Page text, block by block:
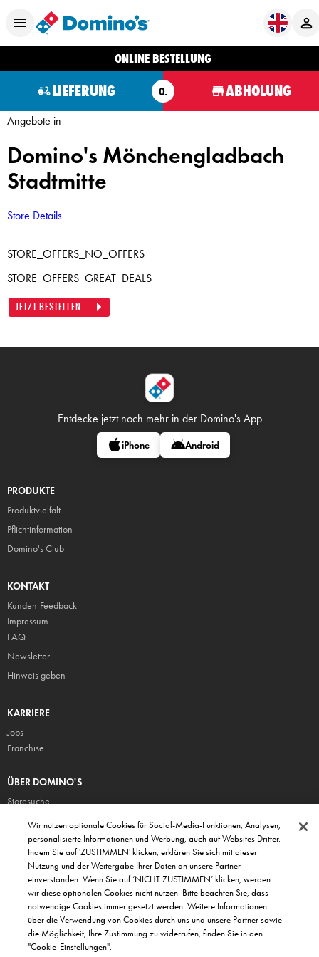
ONLINE BESTELLUNG
LIEFERUNG O. ABHOLUNG
Angebote in
Domino's Mönchengladbach
Stadtmitte
Store Details
STORE_OFFERS_NO_OFFERS
STORE_OFFERS_GREAT_DEALS
JETZT BESTELLEN
Entdecke jetzt noch mehr in der Domino's App
iPhone Android
PRODUKTE
Produktvielfalt
Pflichtinformation
Domino's Club
KONTAKT
Kunden-Feedback
Impressum
FAQ
Newsletter
Hinweis geben
KARRIERE
Jobs
Franchise
ÜBER DOMINO'S
Storesuche
Presse
Domino's App
Unternehmen
Geschenkgutscheine
Cookie Einstellungen
Datenschutz
Allgemeine Geschäftsbedingungen
Wir nutzen optionale Cookies für Social-Media-Funktionen, Analysen,
personalisierte Informationen und Werbung, auch auf Websites Dritter.
Indem Sie auf 'ZUSTIMMEN' klicken, erklären Sie sich mit dieser
Nutzung und der Weitergabe Ihrer Daten an unsere Partner
einverstanden. Wenn Sie auf ‘NICHT ZUSTIMMEN’ klicken, werden
wir diese optionalen Cookies nicht nutzen. Bitte beachten Sie, dass
notwendige Cookies immer gesetzt werden. Weitere Informationen
über die Verwendung von Cookies durch uns und unsere Partner sowie
die Möglichkeit, Ihre Zustimmung zu widerrufen, finden Sie in den
"Cookie-Einstellungen".